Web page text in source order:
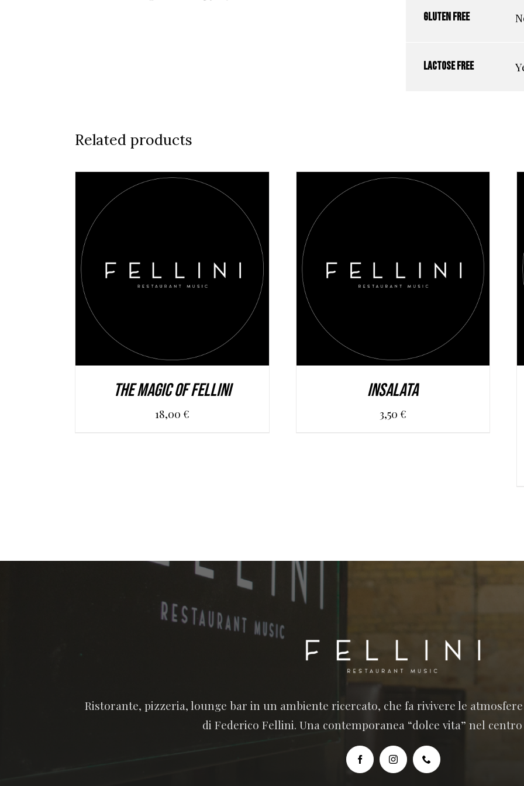
Gluten free
Lactose free
Related products
AGGIUNGI AL CARRELLO DETAILS
The Magic of Fellini
18,00€
AGGIUNGI AL CARRELLO DETAILS
Insalata
3,50 €
Ristorante, pizzeria, lounge bar in un ambiente ricercato, che fa rivivere le
di Federico Fellini. Una contemporanea “dolce vita” nel